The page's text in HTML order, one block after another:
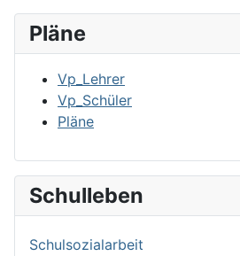
Pläne
Vp_Lehrer
Vp_Schüler
Pläne
Schulleben
Schulsozialarbeit